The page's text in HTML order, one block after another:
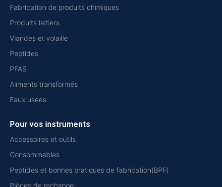
Fabrication de produits chimiques
Produits laitiers
Viandes et volaille
Peptides
PFAS
Aliments transformés
Eaux usées
Pour vos instruments
Accessoires et outils
Consommables
Peptides et bonnes pratiques de fabrication(BPF)